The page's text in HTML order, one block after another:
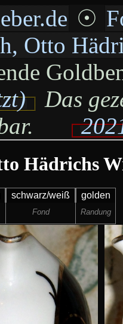
☉
Otto
Das
Hädrichs
schwarz/weiß golden
Fond Randung